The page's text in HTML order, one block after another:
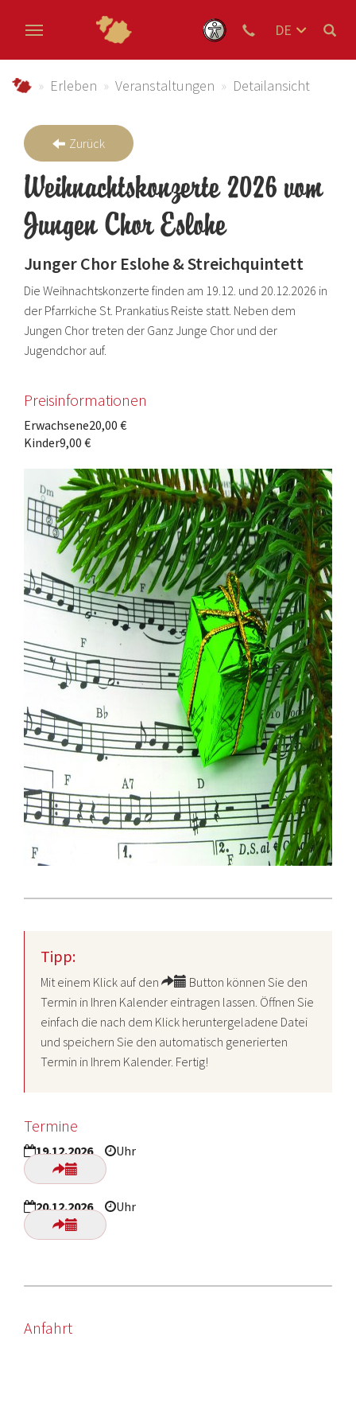
DE
schmallenberger-sauerland.de
Erleben Veranstaltungen Detailansicht
Zurück
Weihnachtskonzerte 2026 vom
Jungen Chor Eslohe
Junger Chor Eslohe & Streichquintett
Die Weihnachtskonzerte finden am 19.12. und 20.12.2026 in
der Pfarrkiche St. Prankatius Reiste statt. Neben dem
Jungen Chor treten der Ganz Junge Chor und der
Jugendchor auf.
Preisinformationen
Erwachsene20,00 €
Kinder9,00 €
Tipp:
Mit einem Klick auf den
Button können Sie den
Termin in Ihren Kalender eintragen lassen. Öffnen Sie
einfach die nach dem Klick heruntergeladene Datei
und speichern Sie den automatisch generierten
Termin in Ihrem Kalender. Fertig!
Termine
19.12.2026 Uhr
20.12.2026 Uhr
Anfahrt